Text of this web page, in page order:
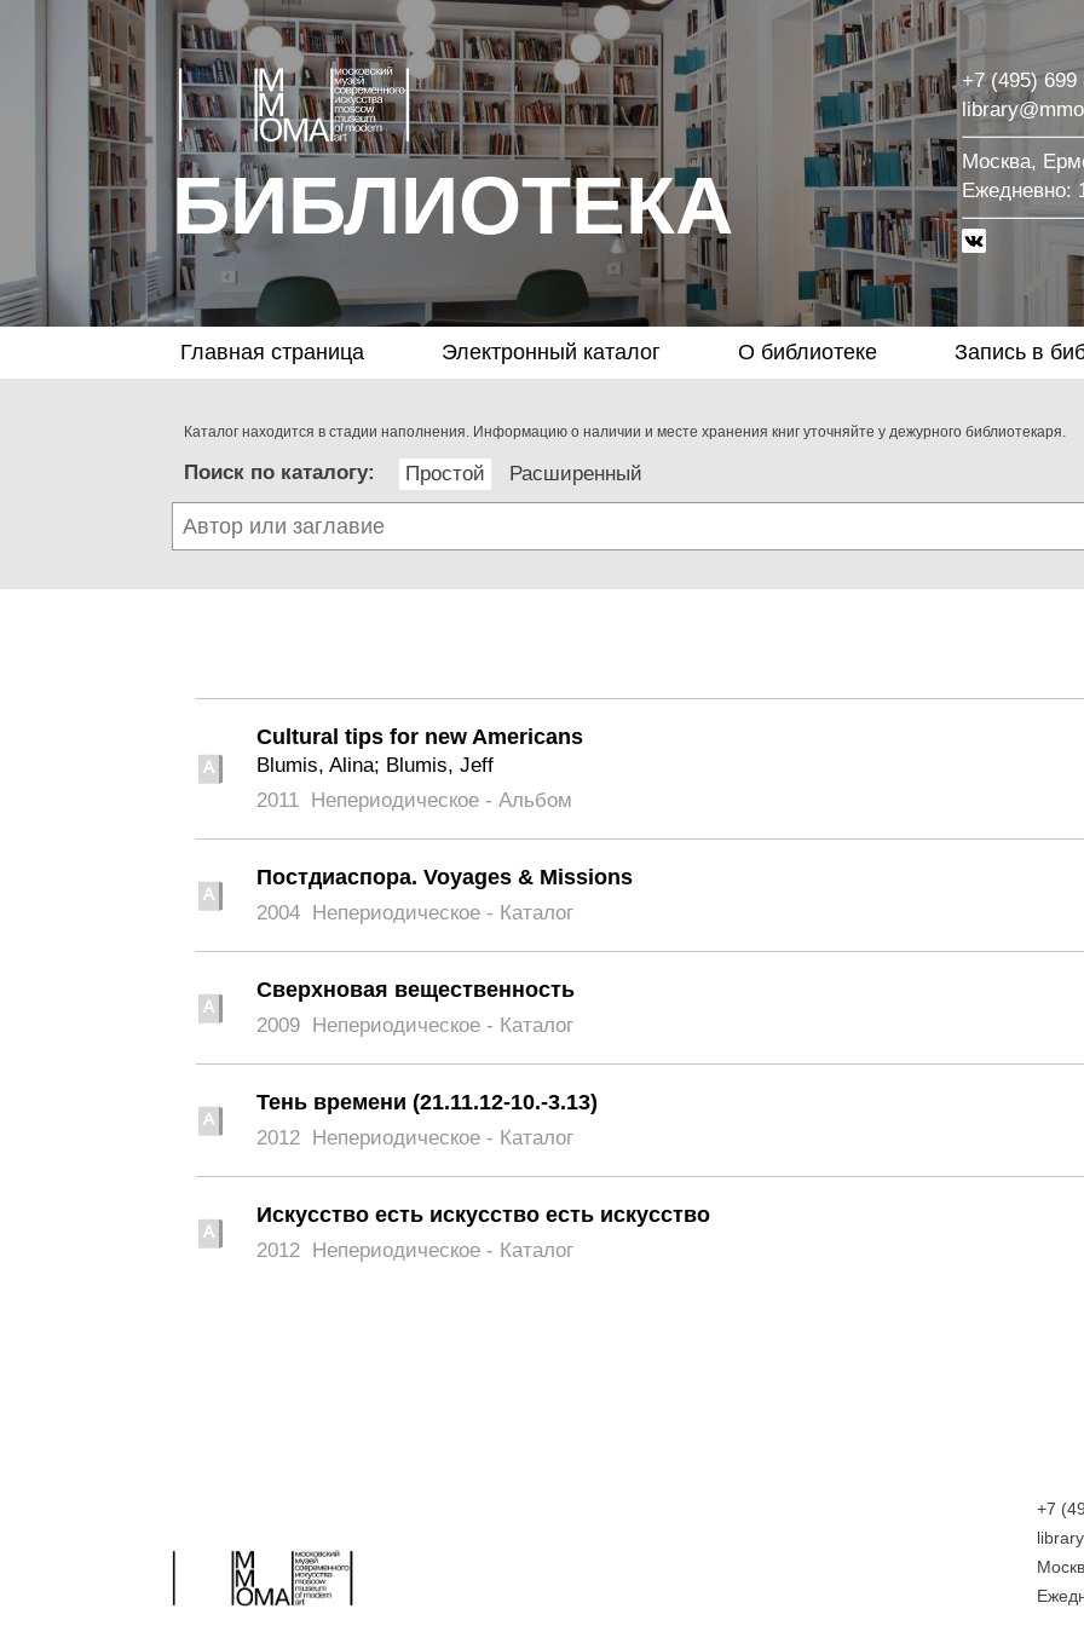
БИБЛИОТЕКА
+7 (495) 699
Москва,
Eжедневно:
Главная страница Электронный каталог О библиотеке Запись в
Каталог находится в стадии наполнения. Информацию о наличии и месте хранения книг уточняйте у дежурного библиотекаря.
Поиск по каталогу: Простой Расширенный
Cultural tips for new Americans
Blumis, Alina; Blumis, Jeff
2011 Непериодическое - Альбом
Постдиаспора. Voyages & Missions
2004 Непериодическое - Каталог
Сверхновая вещественность
2009 Непериодическое - Каталог
Тень времени (21.11.12-10.-3.13)
2012 Непериодическое - Каталог
Искусство есть искусство есть искусство
2012 Непериодическое - Каталог
+7